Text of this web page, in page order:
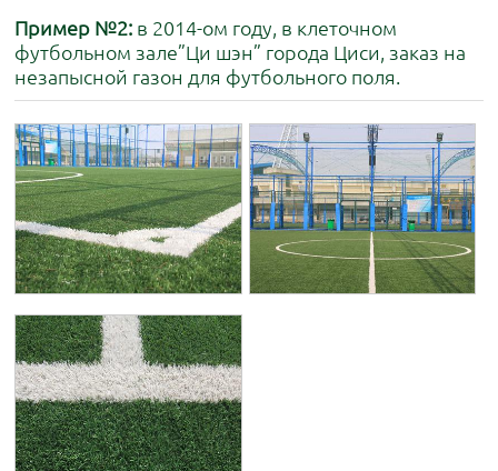
Пример №2: в 2014-ом году, в клеточном
футбольном зале”Ци шэн” города Циси, заказ на
незапысной газон для футбольного поля.